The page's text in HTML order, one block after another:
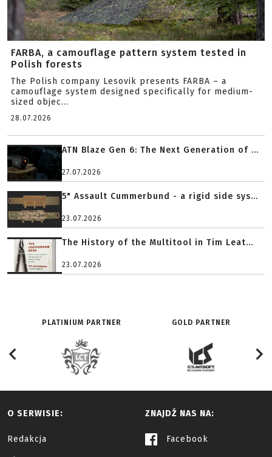
FARBA, a camouflage pattern system tested in
Polish forests
The Polish company Lesovik presents FARBA – a
camouflage system designed specifically for medium-
sized objec...
28.07.2026
ATN Blaze Gen 6: The Next Generation of ...
27.07.2026
5" Assault Cummerbund - a rigid side sys...
23.07.2026
The History of the Multitool in Tim Leat...
23.07.2026
PLATINIUM PARTNER GOLD PARTNER
O SERWISIE:
Redakcja
ZNAJDŹ NAS NA:
Facebook